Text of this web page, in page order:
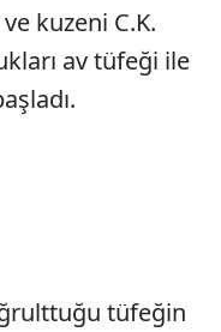
kuzeni C.K.
av tüfeği ile
Sesi Aç
tüfeğin